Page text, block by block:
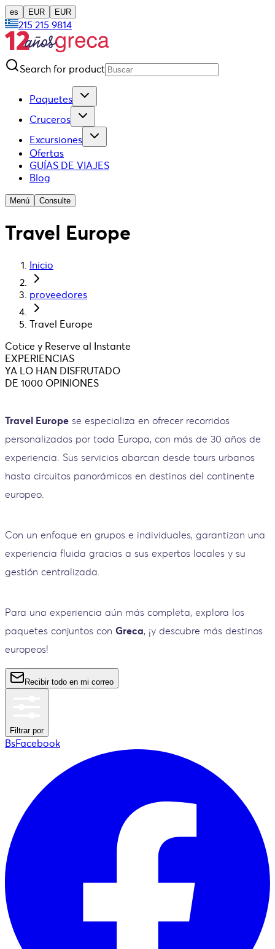
es EUR EUR
215 215 9814
Search for product
Paquetes
Cruceros
Excursiones
Ofertas
GUÍAS DE VIAJES
Blog
Menú Consulte
Travel Europe
Inicio
proveedores
Travel Europe
Cotice y Reserve al Instante
EXPERIENCIAS
YA LO HAN DISFRUTADO
DE 1000 OPINIONES
Travel Europe se especializa en ofrecer recorridos
personalizados por toda Europa, con más de 30 años de
experiencia. Sus servicios abarcan desde tours urbanos
hasta circuitos panorámicos en destinos del continente
europeo.
Con un enfoque en grupos e individuales, garantizan una
experiencia fluida gracias a sus expertos locales y su
gestión centralizada.
Para una experiencia aún más completa, explora los
paquetes conjuntos con Greca, ¡y descubre más destinos
europeos!
Recibir todo en mi correo
Filtrar por
BsFacebook